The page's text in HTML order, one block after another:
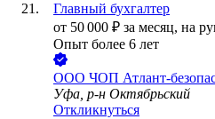
Главный бухгалтер
от 50 000 ₽ за месяц, на
Опыт более 6 лет
ООО ЧОП Атлант-
Уфа, р-н Октябрьский
Откликнуться